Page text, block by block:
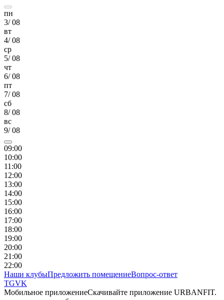
пн
3/08
вт
4/08
ср
5/08
чт
6/08
пт
7/08
сб
8/08
вс
9/08
09:00
10:00
11 :00
12:00
13:00
14:00
15:00
16:00
17:00
18:00
19:00
20:00
21 :00
22:00
Наши клубыПредложить помещениеВопрос-ответ
TGVK
Мобильное приложениеСкачивайте приложение URBANFIT.